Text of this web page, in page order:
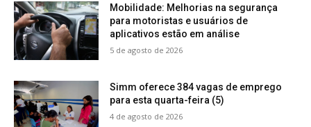
Mobilidade: Melhorias na segurança
para motoristas e usuários de
aplicativos estão em análise
5 de agosto de 2026
Simm oferece 384 vagas de emprego
para esta quarta-feira (5)
4 de agosto de 2026